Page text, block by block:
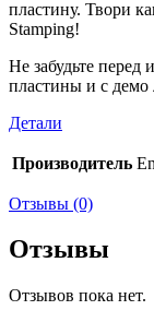
пластину. Твори
Stamping!
Не забудьте перед
пластины и с демо
Детали
Производитель
Отзывы (0)
Отзывы
Отзывов пока нет.